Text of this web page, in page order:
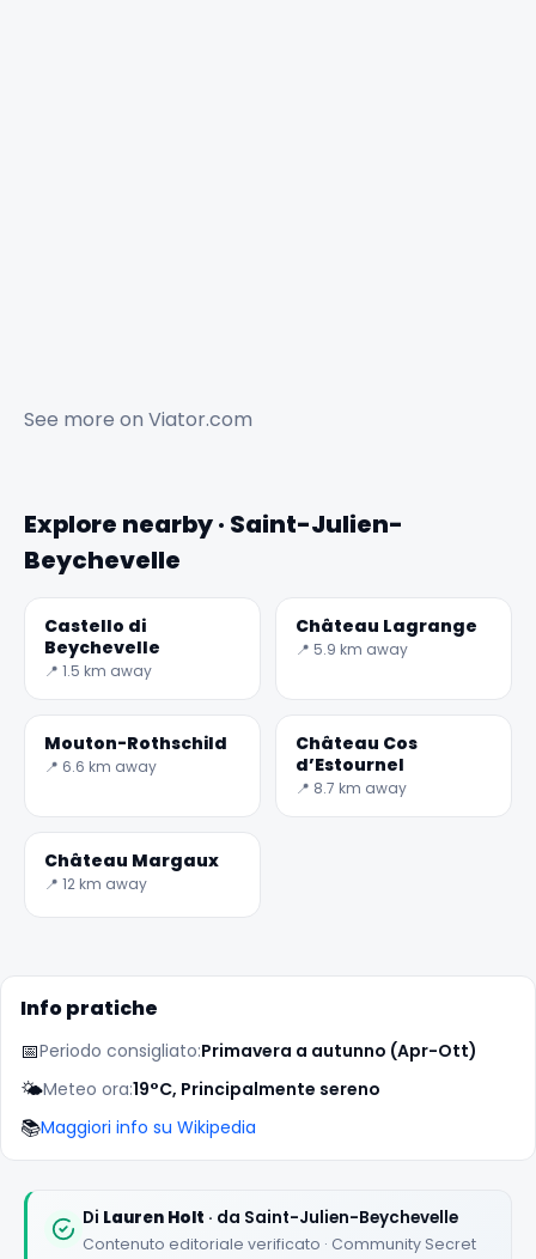
See more on Viator.com
Explore nearby · Saint-Julien-
Beychevelle
Castello di
Beychevelle
📍 1.5 km away
Château Lagrange
📍 5.9 km away
Mouton-Rothschild
📍 6.6 km away
Château Cos
d’Estournel
📍 8.7 km away
Château Margaux
📍 12 km away
Info pratiche
📅Periodo consigliato:Primavera a autunno (Apr-Ott)
🌤️Meteo ora:19°C, Principalmente sereno
📚Maggiori info su Wikipedia
Di Lauren Holt · da Saint-Julien-Beychevelle
Contenuto editoriale verificato · Community Secret